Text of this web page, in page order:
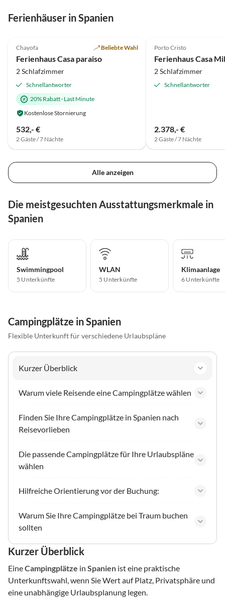
Ferienhäuser in Spanien
Chayofa Beliebte Wahl
Ferienhaus Casa paraiso
2 Schlafzimmer
Schnellantworter
20% Rabatt· Last Minute
Kostenlose Stornierung
532,- €
2 Gäste / 7 Nächte
Porto Cristo
Ferienhaus Casa
2 Schlafzimmer
Schnellantworter
2.378,- €
2 Gäste / 7 Nächte
Alle anzeigen
Die meistgesuchten Ausstattungsmerkmale in
Spanien
Swimmingpool
5 Unterkünfte
WLAN
5 Unterkünfte
Klimaanlage
6 Unterkünfte
Campingplätze in Spanien
Flexible Unterkunft für verschiedene Urlaubspläne
Kurzer Überblick
Warum viele Reisende eine Campingplätze wählen
Finden Sie Ihre Campingplätze in Spanien nach
Reisevorlieben
Die passende Campingplätze für Ihre Urlaubspläne
wählen
Hilfreiche Orientierung vor der Buchung:
Warum Sie Ihre Campingplätze bei Traum buchen
sollten
Kurzer Überblick
EineCampingplätze in Spanien ist eine praktische
Unterkunftswahl, wenn Sie Wert auf Platz, Privatsphäre und
eine unabhängige Urlaubsplanung legen.